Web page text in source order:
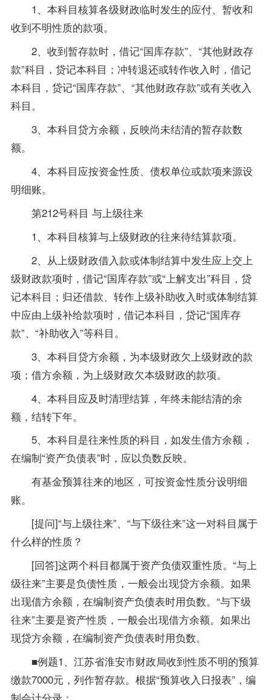
1、本科目核算各级财政临时发生的应付、暂收和
收到不明性质的款项。
2、收到暂存款时，借记“国库存款”、“其他财政存
款”科目，贷记本科目；冲转退还或转作收入时，借记
本科目，贷记“国库存款”、“其他财政存款”或有关收入
科目。
3、本科目贷方余额，反映尚未结清的暂存款数
额。
4、本科目应按资金性质、债权单位或款项来源设
明细账。
第212号科目 与上级往来
1、本科目核算与上级财政的往来待结算款项。
2、从上级财政借入款或体制结算中发生应上交上
级财政款项时，借记“国库存款”或“上解支出”科目，贷
记本科目；归还借款、转作上级补助收入时或体制结算
中应由上级补给款项时，借记本科目，贷记“国库存
款”、“补助收入”等科目。
3、本科目贷方余额，为本级财政欠上级财政的款
项；借方余额，为上级财政欠本级财政的款项。
4、本科目应及时清理结算，年终未能结清的余
额，结转下年。
5、本科目是往来性质的科目，如发生借方余额，
在编制“资产负债表”时，应以负数反映。
有基金预算往来的地区，可按资金性质分设明细
账。
[提问]“与上级往来”、“与下级往来”这一对科目属于
什么样的性质？
[回答]这两个科目都属于资产负债双重性质。“与上
级往来”主要是负债性质，一般会出现贷方余额。如果
出现借方余额，在编制资产负债表时用负数。“与下级
往来”主要是资产性质，一般会出现借方余额。如果出
现贷方余额，在编制资产负债表时用负数。
■例题1、江苏省淮安市财政局收到性质不明的预算
缴款7000元，列作暂存款。根据“预算收入日报表”，编